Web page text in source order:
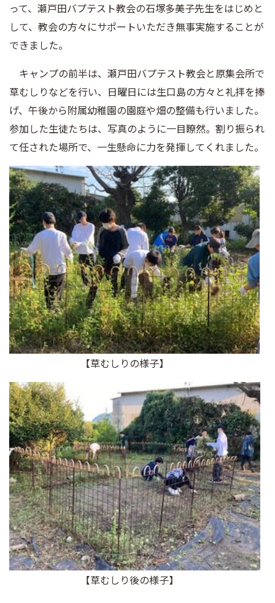
って、瀬戸田バプテスト教会の石塚多美子先生をはじめと
して、教会の方々にサポートいただき無事実施することが
できました。
キャンプの前半は、瀬戸田バプテスト教会と原集会所で
草むしりなどを行い、日曜日には生口島の方々と礼拝を捧
げ、午後から附属幼稚園の園庭や畑の整備も行いました。
参加した生徒たちは、写真のように一目瞭然。割り振られ
て任された場所で、一生懸命に力を発揮してくれました。
【草むしりの様子】
【草むしり後の様子】